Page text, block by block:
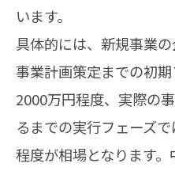
います。
具体的には、新規事業の
事業計画策定までの初
2000万円程度、実際の
るまでの実行フェーズ
程度が相場となります。